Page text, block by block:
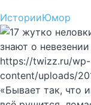
ИсторииЮмор
https://twizz.ru/wp-
content/uploads/
«Бывает так, что